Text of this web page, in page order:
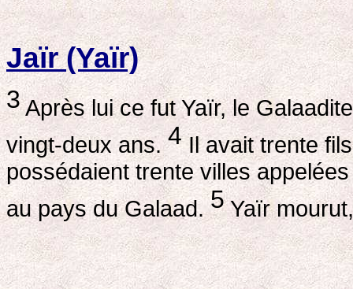
Jaïr (Yaïr)
3Après lui ce fut Yaïr, le
vingt-deux ans.4Il avait trente
possédaient trente villes
au pays du Galaad.5Yaïr